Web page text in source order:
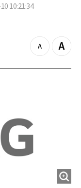
10:21:34
z
o
Z
o